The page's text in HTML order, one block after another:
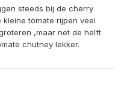
steeds bij de cherry
tomate rijpen veel
,maar net de helft
chutney lekker.